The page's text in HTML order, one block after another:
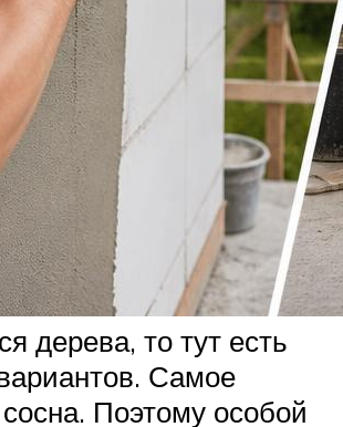
дерева, то тут есть
Самое
Поэтому особой